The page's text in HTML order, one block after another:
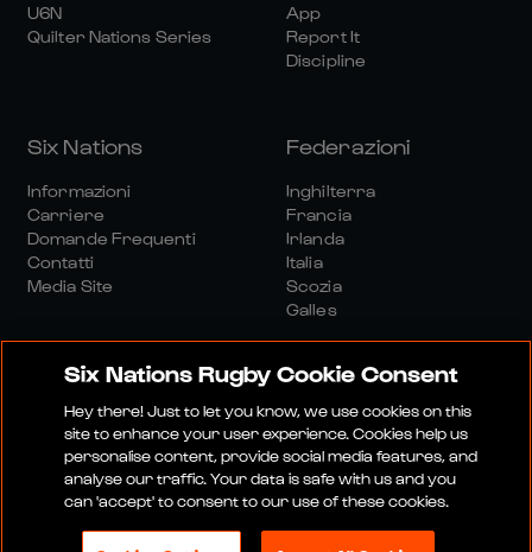
U6N
Quilter Nations Series
App
Report It
Discipline
Six Nations
Informazioni
Carriere
Domande Frequenti
Contatti
Media Site
Federazioni
Inghilterra
Francia
Irlanda
Italia
Scozia
Galles
Sito Media Termini E Condizioni
Politica Sulla RiservatezzaInformativa Sui Cookie
Politica Sociale E Digitale
Six Nations Rugby Cookie Consent
Hey there! Just to let you know, we use cookies on this
site to enhance your user experience. Cookies help us
personalise content, provide social media features, and
analyse our traffic. Your data is safe with us and you
can 'accept' to consent to our use of these cookies.